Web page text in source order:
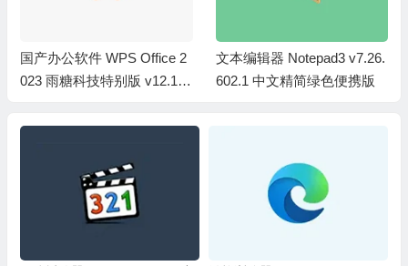
国产办公软件 WPS Office 2
023 雨糖科技特别版 v12.1.0.
文本编辑器 Notepad3 v7.26.
602.1 中文精简绿色便携版